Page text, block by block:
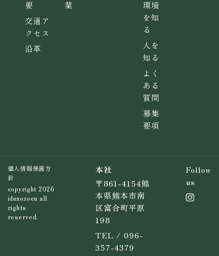
要
交通ア
クセス
沿革
業
環境
を知
る
人を
知る
よく
ある
質問
募集
要項
個人情報保護方
針
copyright 2026
idunozoen all
rights
reserved.
本社
〒861-4154熊
本県熊本市南
区富合町平原
198
TEL / 096-
357-4379
Follow
us